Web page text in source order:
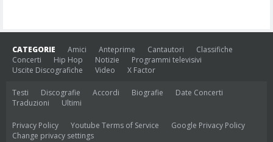
CATEGORIE Amici Anteprime Cantautori
Classifiche
Concerti
Hip Hop Notizie
Programmi televisivi
Uscite Discografiche
Video X Factor
Testi Discografie Accordi Biografie
Date Concerti
Traduzioni
Ultimi
Privacy Policy Youtube Terms of Service
Google Privacy Policy
Change privacy settings